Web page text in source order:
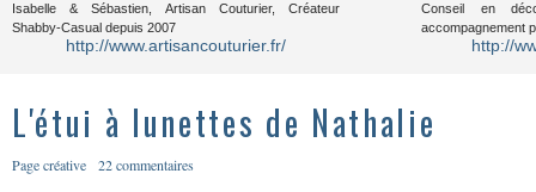
Isabelle & Sébastien, Artisan Couturier, Créateur
Shabby-Casual depuis 2007
http://www.artisancouturier.fr/
Conseil en
accompagnement
http://
L'étui à lunettes de Nathalie
Page créative 22 commentaires